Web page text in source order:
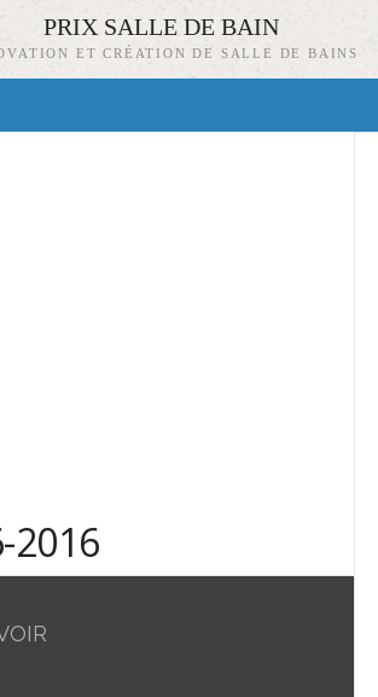
PRIX SALLE DE BAIN
ET CRÉATION DE SALLE DE BAINS
2016